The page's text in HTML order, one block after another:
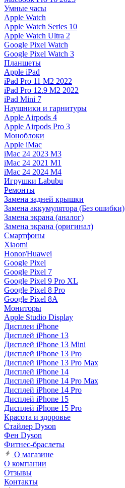
Умные часы
Apple Watch
Apple Watch Series 10
Apple Watch Ultra 2
Google Pixel Watch
Google Pixel Watch 3
Планшеты
Apple iPad
iPad Pro 11 M2 2022
iPad Pro 12.9 M2 2022
iPad Mini 7
Наушники и гарнитуры
Apple Airpods 4
Apple Airpods Pro 3
Моноблоки
Apple iMac
iMac 24 2023 M3
iMac 24 2021 M1
iMac 24 2024 M4
Игрушки Labubu
Ремонты
Замена задней крышки
Замена аккумулятора (Без ошибки)
Замена экрана (аналог)
Замена экрана (оригинал)
Смартфоны
Xiaomi
Honor/Huawei
Google Pixel
Google Pixel 7
Google Pixel 9 Pro XL
Google Pixel 8 Pro
Google Pixel 8A
Мониторы
Apple Studio Display
Дисплеи iPhone
Дисплей iPhone 13
Дисплей iPhone 13 Mini
Дисплей iPhone 13 Pro
Дисплей iPhone 13 Pro Max
Дисплей iPhone 14
Дисплей iPhone 14 Pro Max
Дисплей iPhone 14 Pro
Дисплей iPhone 15
Дисплей iPhone 15 Pro
Красота и здоровье
Стайлер Dyson
Фен Dyson
Фитнес-браслеты
О магазине
О компании
Отзывы
Контакты